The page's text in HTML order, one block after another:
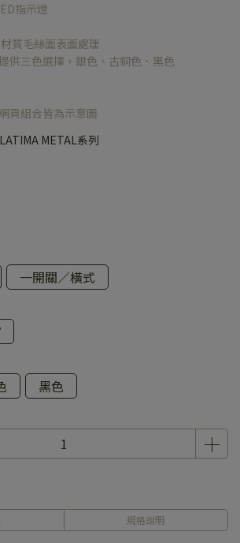
指示燈
質毛絲面表面處理
供三色選擇，銀色、古銅色、黑色
頁組合皆為示意圖
METAL系列
一開關／橫式
黑色
規格說明